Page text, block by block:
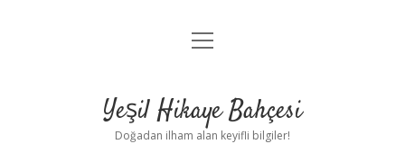
Anasayfa
Yasal Uyarı
menüyü
Yeşil Hikaye Bahçesi
Doğadan ilham alan keyifli bilgiler!